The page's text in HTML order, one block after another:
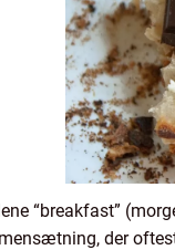
“breakfast”
der